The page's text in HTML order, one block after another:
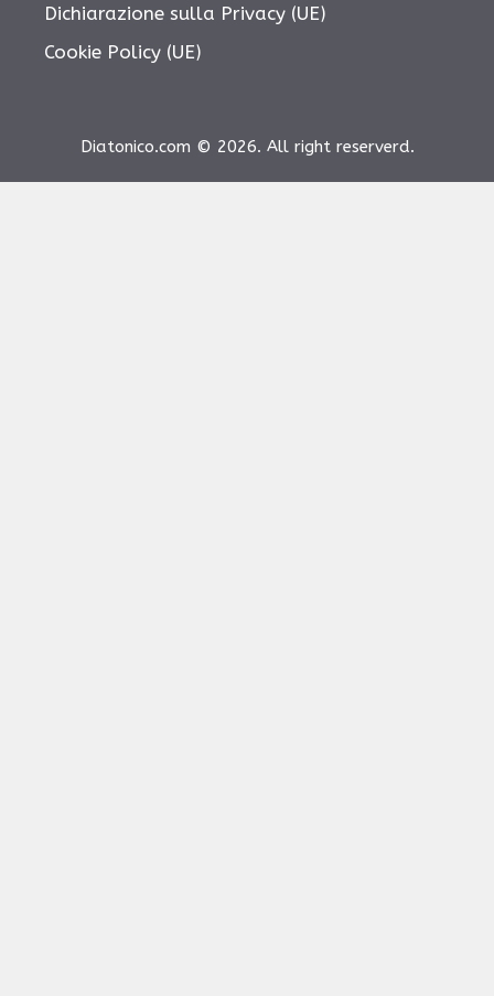
Dichiarazione sulla Privacy (UE)
Cookie Policy (UE)
Diatonico.com © 2026. All right reserverd.